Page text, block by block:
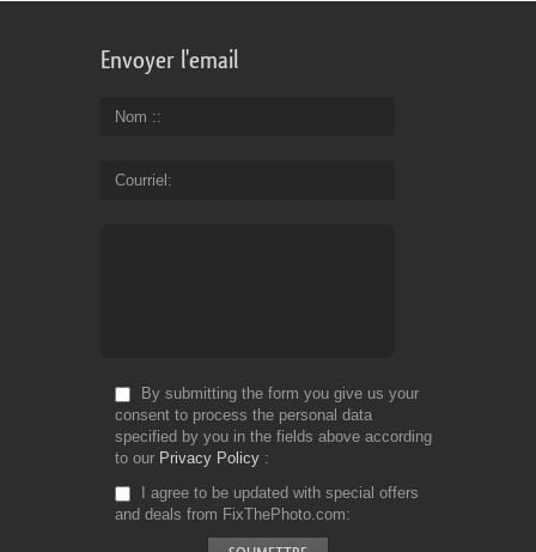
Envoyer l'email
Nom :
Courriel
By submitting the form you give us your
consent to process the personal data
specified by you in the fields above according
to our Privacy Policy
I agree to be updated with special offers
and deals from FixThePhoto.com